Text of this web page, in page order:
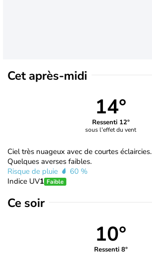
Cet après-midi
14°
Ressenti 12°
sous l'effet du vent
Ciel très nuageux avec de courtes éclaircies.
Quelques averses faibles.
Risque de pluie
60 %
Indice UV1 Faible
Ce soir
10°
Ressenti 8°